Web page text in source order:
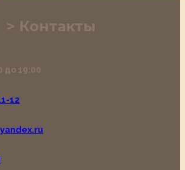
Контакты
до 19:00
12